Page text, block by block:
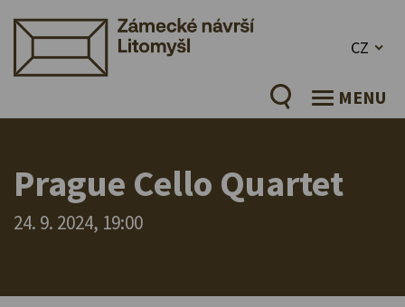
CZ
MENU
Prague Cello Quartet
24. 9. 2024, 19:00